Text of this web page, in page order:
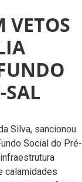
VETOS
SAL
Silva, sancionou
Social do Pré-
calamidades